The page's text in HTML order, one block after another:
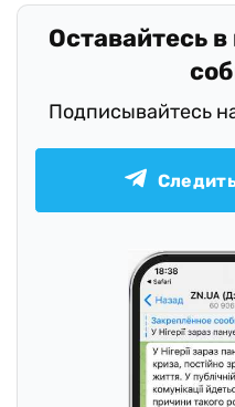
Оставайтесь
Подписывайтесь